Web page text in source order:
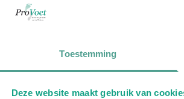
Toestemming
Deze website maakt gebruik van
gevonden
we niet vinden.
naar een andere pedicure.